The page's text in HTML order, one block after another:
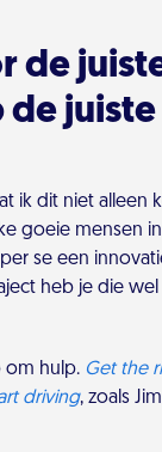
de
de
ik dit niet alleen
goeie mensen
se een
heb je die
om hulp. Get the
driving, zoals